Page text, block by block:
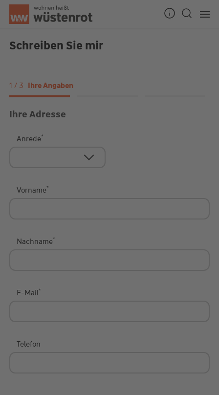
Schreiben Sie mir
1 / 3 Ihre Angaben
Ihre Angaben
Ihre Adresse
Anrede*
Vorname*
Nachname*
E-Mail*
Telefon